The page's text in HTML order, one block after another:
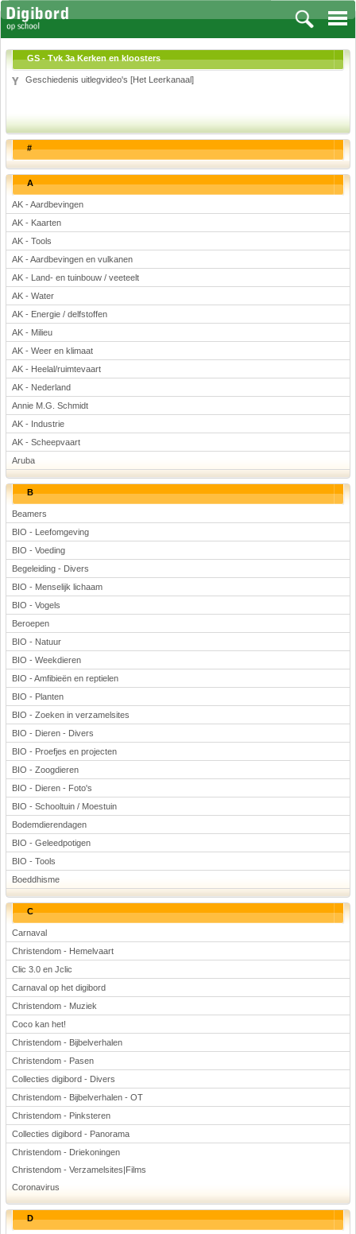
Vakken
Aardrijkskunde
Biologie
Engels
Frans, Duits, Chinees, Spaans
Geschiedenis
Handvaardigheid en Tekenen
Kunst en Cultuur
Levensbeschouwing
Lichamelijke opvoeding
Muziek
Natuurkunde
Nederlands
Rekenen
Scheikunde
Sport
Techniek
Verkeer
Wiskunde
Onderwerpen
Apps en tablets
Collecties digibord
Digiborden / touchscreens
Digibordtools
Downloads basisonderwijs
Herfst
Kerstmis
Kinder-/Jeugdboeken
Lente
Onderbouw PO
Pasen
Voetbal
GS - Tvk 3a Kerken en kloosters
Geschiedenis uitlegvideo's [Het Leerkanaal]
#
A
AK - Aardbevingen
AK - Kaarten
AK - Tools
AK - Aardbevingen en vulkanen
AK - Land- en tuinbouw / veeteelt
AK - Water
AK - Energie / delfstoffen
AK - Milieu
AK - Weer en klimaat
AK - Heelal/ruimtevaart
AK - Nederland
Annie M.G. Schmidt
AK - Industrie
AK - Scheepvaart
Aruba
B
Beamers
BIO - Leefomgeving
BIO - Voeding
Begeleiding - Divers
BIO - Menselijk lichaam
BIO - Vogels
Beroepen
BIO - Natuur
BIO - Weekdieren
BIO - Amfibieën en reptielen
BIO - Planten
BIO - Zoeken in verzamelsites
BIO - Dieren - Divers
BIO - Proefjes en projecten
BIO - Zoogdieren
BIO - Dieren - Foto's
BIO - Schooltuin / Moestuin
Bodemdierendagen
BIO - Geleedpotigen
BIO - Tools
Boeddhisme
C
Carnaval
Christendom - Hemelvaart
Clic 3.0 en Jclic
Carnaval op het digibord
Christendom - Muziek
Coco kan het!
Christendom - Bijbelverhalen
Christendom - Pasen
Collecties digibord - Divers
Christendom - Bijbelverhalen - OT
Christendom - Pinksteren
Collecties digibord - Panorama
Christendom - Driekoningen
Christendom - Verzamelsites|Films
Coronavirus
D